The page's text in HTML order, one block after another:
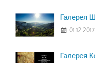
Галерея
01.12.2017
Галерея